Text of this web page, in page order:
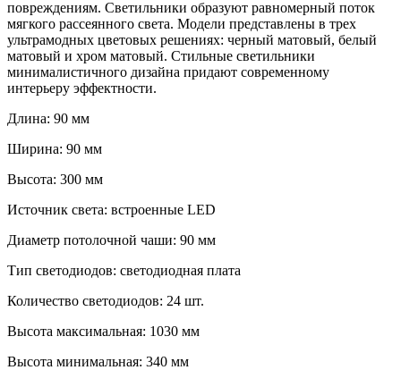
повреждениям. Светильники образуют равномерный поток
мягкого рассеянного света. Модели представлены в трех
ультрамодных цветовых решениях: черный матовый, белый
матовый и хром матовый. Стильные светильники
минималистичного дизайна придают современному
интерьеру эффектности.
Длина: 90 мм
Ширина: 90 мм
Высота: 300 мм
Источник света: встроенные LED
Диаметр потолочной чаши: 90 мм
Тип светодиодов: светодиодная плата
Количество светодиодов: 24 шт.
Высота максимальная: 1030 мм
Высота минимальная: 340 мм